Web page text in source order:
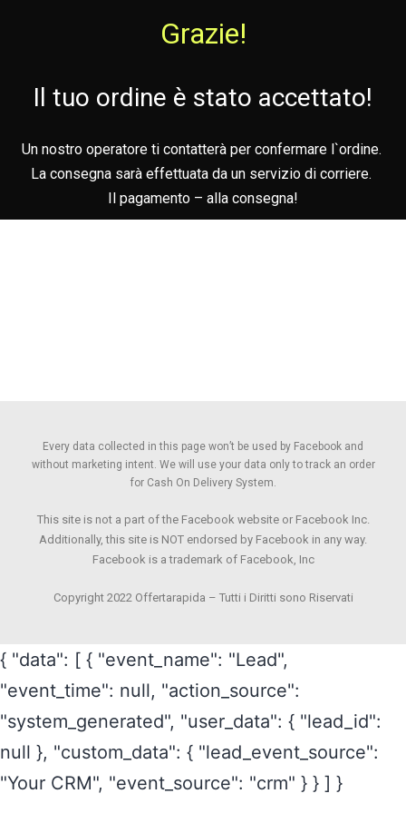
Grazie!
Il tuo ordine è stato accettato!
Un nostro operatore ti contatterà per confermare l`ordine.
La consegna sarà effettuata da un servizio di corriere.
Il pagamento – alla consegna!
Every data collected in this page won’t be used by Facebook and
without marketing intent. We will use your data only to track an order
for Cash On Delivery System.
This site is not a part of the Facebook website or Facebook Inc.
Additionally, this site is NOT endorsed by Facebook in any way.
Facebook is a trademark of Facebook, Inc
Copyright 2022 Offertarapida – Tutti i Diritti sono Riservati
{ "data": [ { "event_name": "Lead",
"event_time": null, "action_source":
"system_generated", "user_data": { "lead_id":
null }, "custom_data": { "lead_event_source":
"Your CRM", "event_source": "crm" } } ] }